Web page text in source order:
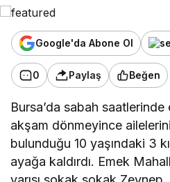
Google'da Abone Ol
0 Paylaş Beğen
Bursa’da sabah
akşam dönmeyince
bulunduğu 10 yaşındaki 3
ayağa kaldırdı. Emek